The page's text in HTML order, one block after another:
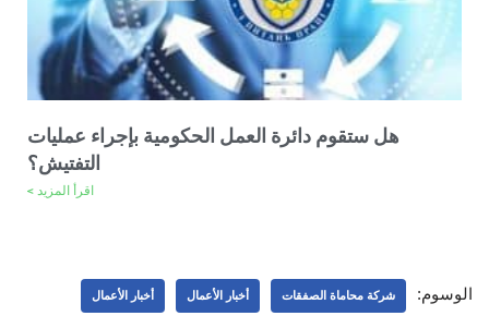
هل ستقوم دائرة العمل الحكومية بإجراء عمليات
التفتيش؟
اقرأ المزيد >
الوسوم: شركة محاماة الصفقات أخبار الأعمال أخبار الأعمال